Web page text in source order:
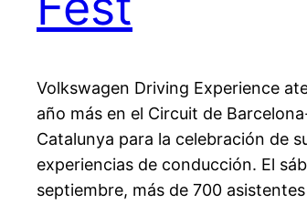
Volkswagen Driving Experience
año más en el Circuit de
Catalunya para la celebración de
experiencias de conducción. El
septiembre, más de 700